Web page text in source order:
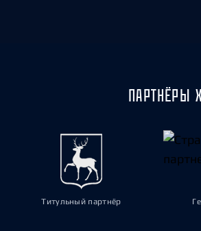
ПАРТНЁРЫ
Титульный партнёр